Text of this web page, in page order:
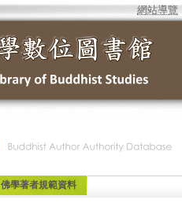
網站導覽
佛學著者規範資料